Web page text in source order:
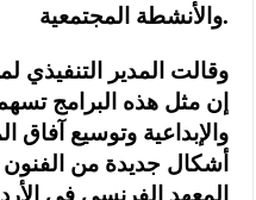
والأنشطة المجتمعية.
وقالت المدير التنفيذي
إن مثل هذه البرامج
والإبداعية وتوسيع
أشكال جديدة من الفنون
المعهد الفرنسي في